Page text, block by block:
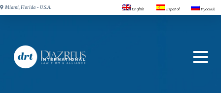
Miami, Florida - U.S.A. English Español Русский